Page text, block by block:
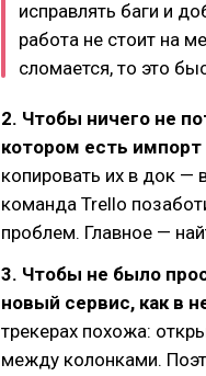
исправлять баги и
работа не стоит на
сломается, то это
2. Чтобы ничего не
котором есть
копировать их в док
команда Trello
проблем. Главное —
3. Чтобы не было
новый сервис, как в
трекерах похожа:
между колонками.